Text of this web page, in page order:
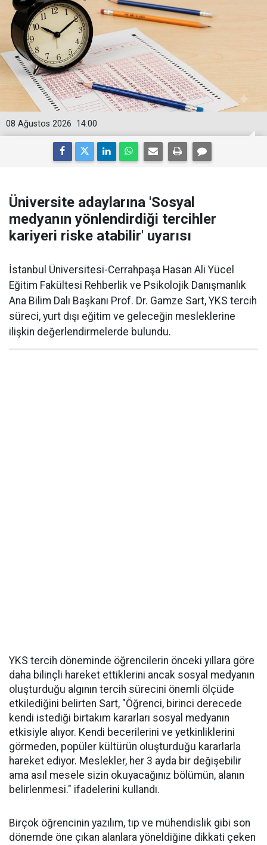
14:00
08 Ağustos 2026
Üniversite adaylarına 'Sosyal
medyanın yönlendirdiği tercihler
kariyeri riske atabilir' uyarısı
İstanbul Üniversitesi-Cerrahpaşa Hasan Ali Yücel
Eğitim Fakültesi Rehberlik ve Psikolojik Danışmanlık
Ana Bilim Dalı Başkanı Prof. Dr. Gamze Sart, YKS tercih
süreci, yurt dışı eğitim ve geleceğin mesleklerine
ilişkin değerlendirmelerde bulundu.
YKS tercih döneminde öğrencilerin önceki yıllara göre
daha bilinçli hareket ettiklerini ancak sosyal medyanın
oluşturduğu algının tercih sürecini önemli ölçüde
etkilediğini belirten Sart, "Öğrenci, birinci derecede
kendi istediği birtakım kararları sosyal medyanın
etkisiyle alıyor. Kendi becerilerini ve yetkinliklerini
görmeden, popüler kültürün oluşturduğu kararlarla
hareket ediyor. Meslekler, her 3 ayda bir değişebilir
ama asıl mesele sizin okuyacağınız bölümün, alanın
belirlenmesi." ifadelerini kullandı.
Birçok öğrencinin yazılım, tıp ve mühendislik gibi son
dönemde öne çıkan alanlara yöneldiğine dikkati çeken